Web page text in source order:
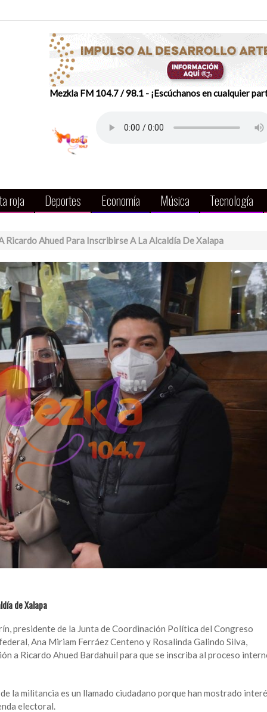
Mezkla FM 104.7 / 98.1 - ¡Escúchanos en cualquier
roja Deportes Economía Música Tecnología
Ahued Para Inscribirse A La Alcaldía De Xalapa
de Xalapa
presidente de la Junta de Coordinación Política del Congreso
Ana Miriam Ferráez Centeno y Rosalinda Galindo Silva,
a Ricardo Ahued Bardahuil para que se inscriba al proceso
la militancia es un llamado ciudadano porque han mostrado
electoral.